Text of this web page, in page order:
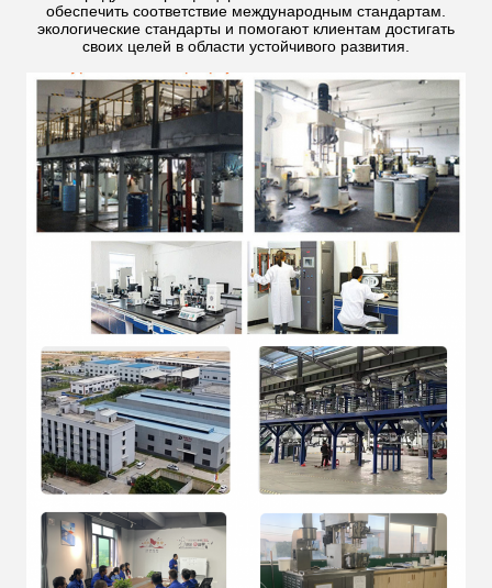
обеспечить соответствие международным стандартам.
экологические стандарты и помогают клиентам достигать
своих целей в области устойчивого развития.